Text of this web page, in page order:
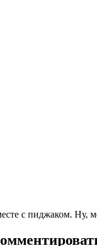
с пиджаком. Ну,